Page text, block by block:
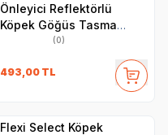
Önleyici Reflektörlü
Köpek Göğüs Tasma
2,5x65-80 Cm
(0)
493,00 TL
Flexi Select Köpek